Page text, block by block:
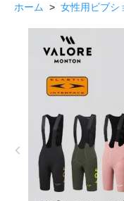
ホーム > 女性用ビブシ